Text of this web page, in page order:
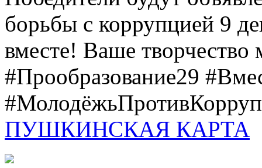
борьбы с коррупцией 9
вместе! Ваше творчество
#Прообразование29
ПУШКИНСКАЯ КАРТА